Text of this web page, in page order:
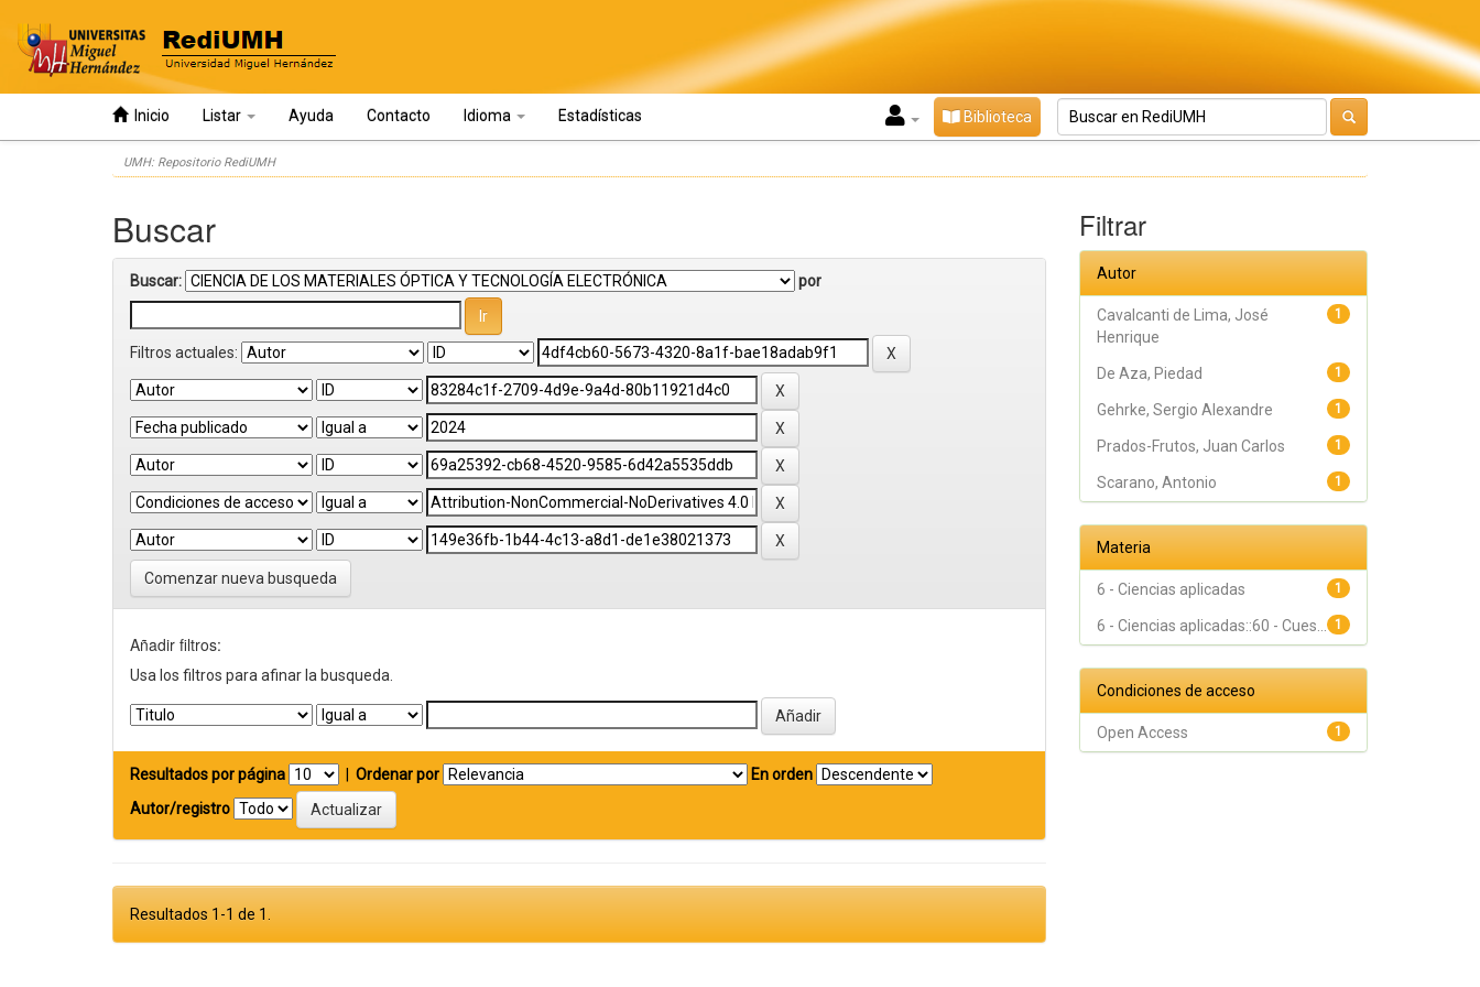
Inicio Listar Ayuda Contacto Idioma Estadísticas Biblioteca
UMH: Repositorio RediUMH
Buscar
Buscar: por
Filtros actuales:
Comenzar nueva busqueda
Añadir filtros:
Usa los filtros para afinar la busqueda.
Resultados por página Ordenar por
En orden
Autor/registro
Resultados 1-1 de 1.
Filtrar
Autor
1
Cavalcanti de Lima, José
Henrique
1
De Aza, Piedad
1
Gehrke, Sergio Alexandre
1
Prados-Frutos, Juan Carlos
1
Scarano, Antonio
Materia
1
6 - Ciencias aplicadas
1
6 - Ciencias aplicadas::60 - Cues...
Condiciones de acceso
1
Open Access